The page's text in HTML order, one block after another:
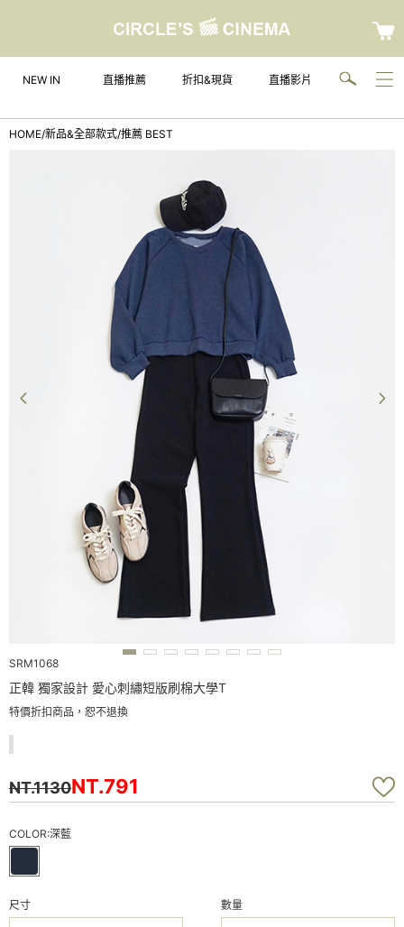
NEW IN 直播推薦 折扣&現貨 直播影片
HOME/新品&全部款式/推薦 BEST
SRM1068
正韓 獨家設計 愛心刺繡短版刷棉大學T
特價折扣商品，恕不退換
NT.1130NT.791
COLOR:深藍
尺寸 數量